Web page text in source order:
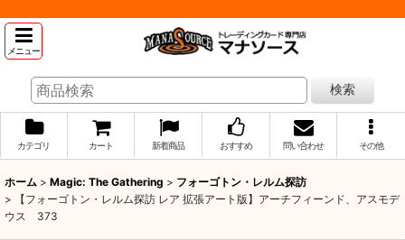
メニュー
検索
カテゴリ カート 新着商品 おすすめ 問い合わせ その他
ホーム > Magic: The Gathering > フォーゴトン・レルム探訪
>
【フォーゴトン・レルム探訪 レア 拡張アート版】アーチフィーンド、アスモデ
ウス 373